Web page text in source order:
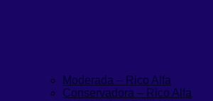
Moderada – Rico Alfa
Conservadora – Rico Alfa